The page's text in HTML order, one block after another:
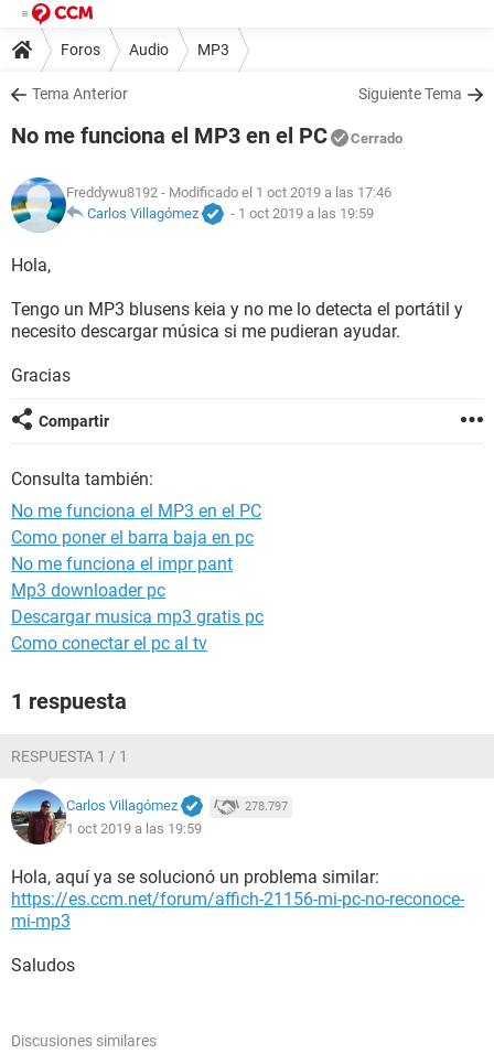
Foros Audio MP3
Tema Anterior Siguiente Tema
No me funciona el MP3 en el PC Cerrado
Freddywu8192 - Modificado el 1 oct 2019 a las 17:46
Carlos Villagómez
- 1 oct 2019 a las 19:59
Hola,
Tengo un MP3 blusens keia y no me lo detecta el portátil y
necesito descargar música si me pudieran ayudar.
Gracias
Compartir
Consulta también:
No me funciona el MP3 en el PC
Como poner el barra baja en pc
No me funciona el impr pant
Mp3 downloader pc
Descargar musica mp3 gratis pc
Como conectar el pc al tv
1 respuesta
RESPUESTA 1 / 1
Carlos Villagómez 278.797
1 oct 2019 a las 19:59
Hola, aquí ya se solucionó un problema similar:
https://es.ccm.net/forum/affich-21156-mi-pc-no-reconoce-
mi-mp3
Saludos
Discusiones similares